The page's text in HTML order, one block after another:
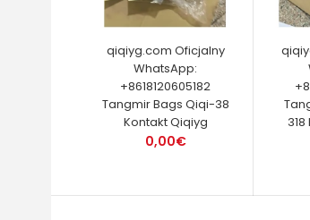
qiqiyg.com Oficjalny
WhatsApp:
+8618120605182
Tangmir Bags Qiqi-38
Kontakt Qiqiyg
0,00€